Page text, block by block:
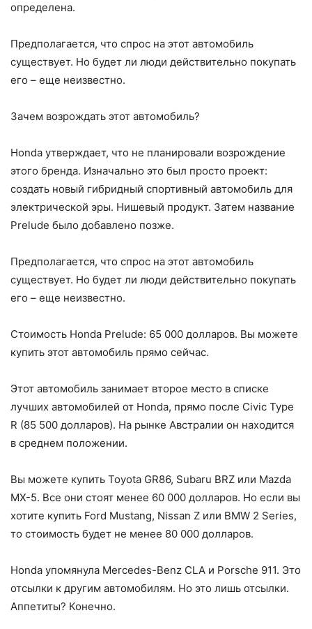
определена.
Предполагается, что спрос на этот автомобиль
существует. Но будет ли люди действительно покупать
его – еще неизвестно.
Зачем возрождать этот автомобиль?
Honda утверждает, что не планировали возрождение
этого бренда. Изначально это был просто проект:
создать новый гибридный спортивный автомобиль для
электрической эры. Нишевый продукт. Затем название
Prelude было добавлено позже.
Предполагается, что спрос на этот автомобиль
существует. Но будет ли люди действительно покупать
его – еще неизвестно.
Стоимость Honda Prelude: 65 000 долларов. Вы можете
купить этот автомобиль прямо сейчас.
Этот автомобиль занимает второе место в списке
лучших автомобилей от Honda, прямо после Civic Type
R (85 500 долларов). На рынке Австралии он находится
в среднем положении.
Вы можете купить Toyota GR86, Subaru BRZ или Mazda
MX-5. Все они стоят менее 60 000 долларов. Но если вы
хотите купить Ford Mustang, Nissan Z или BMW 2 Series,
то стоимость будет не менее 80 000 долларов.
Honda упомянула Mercedes-Benz CLA и Porsche 911. Это
отсылки к другим автомобилям. Но это лишь отсылки.
Аппетиты? Конечно.